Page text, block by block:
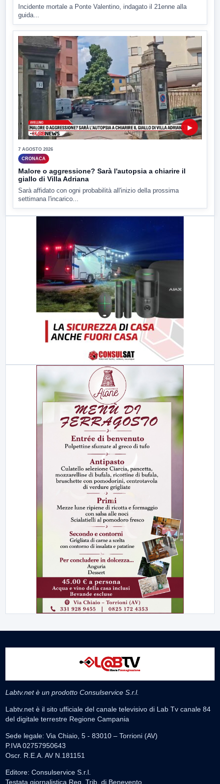
Incidente mortale a Ponte Valentino, indagato il 21enne alla
guida...
▶
7 AGOSTO 2026
CRONACA
Malore o aggressione? Sarà l'autopsia a chiarire il
giallo di Villa Adriana
Sarà affidato con ogni probabilità all'inizio della prossima
settimana l'incarico...
Labtv.net è un prodotto Consulservice S.r.l.
Labtv.net è il sito ufficiale del canale televisivo di Lab Tv canale 84
del digitale terrestre Regione Campania
Sede legale: Via Chiaio, 5 - 83010 – Torrioni (AV)
P.IVA 02757950643
Oscr. R.E.A. AV N.181151
Editore: Consulservice S.r.l.
Testata giornalistica Reg. Trib. di Benevento